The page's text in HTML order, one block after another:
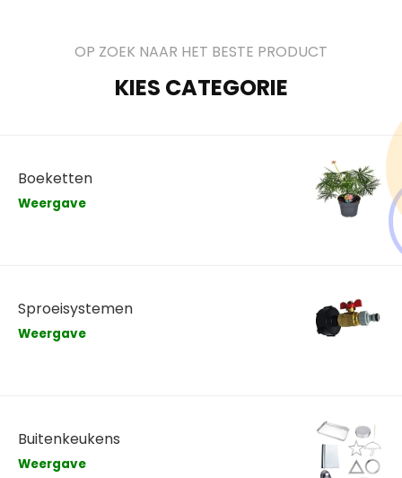
OP ZOEK NAAR HET BESTE PRODUCT
KIES CATEGORIE
Boeketten
Weergave
Sproeisystemen
Weergave
Buitenkeukens
Weergave